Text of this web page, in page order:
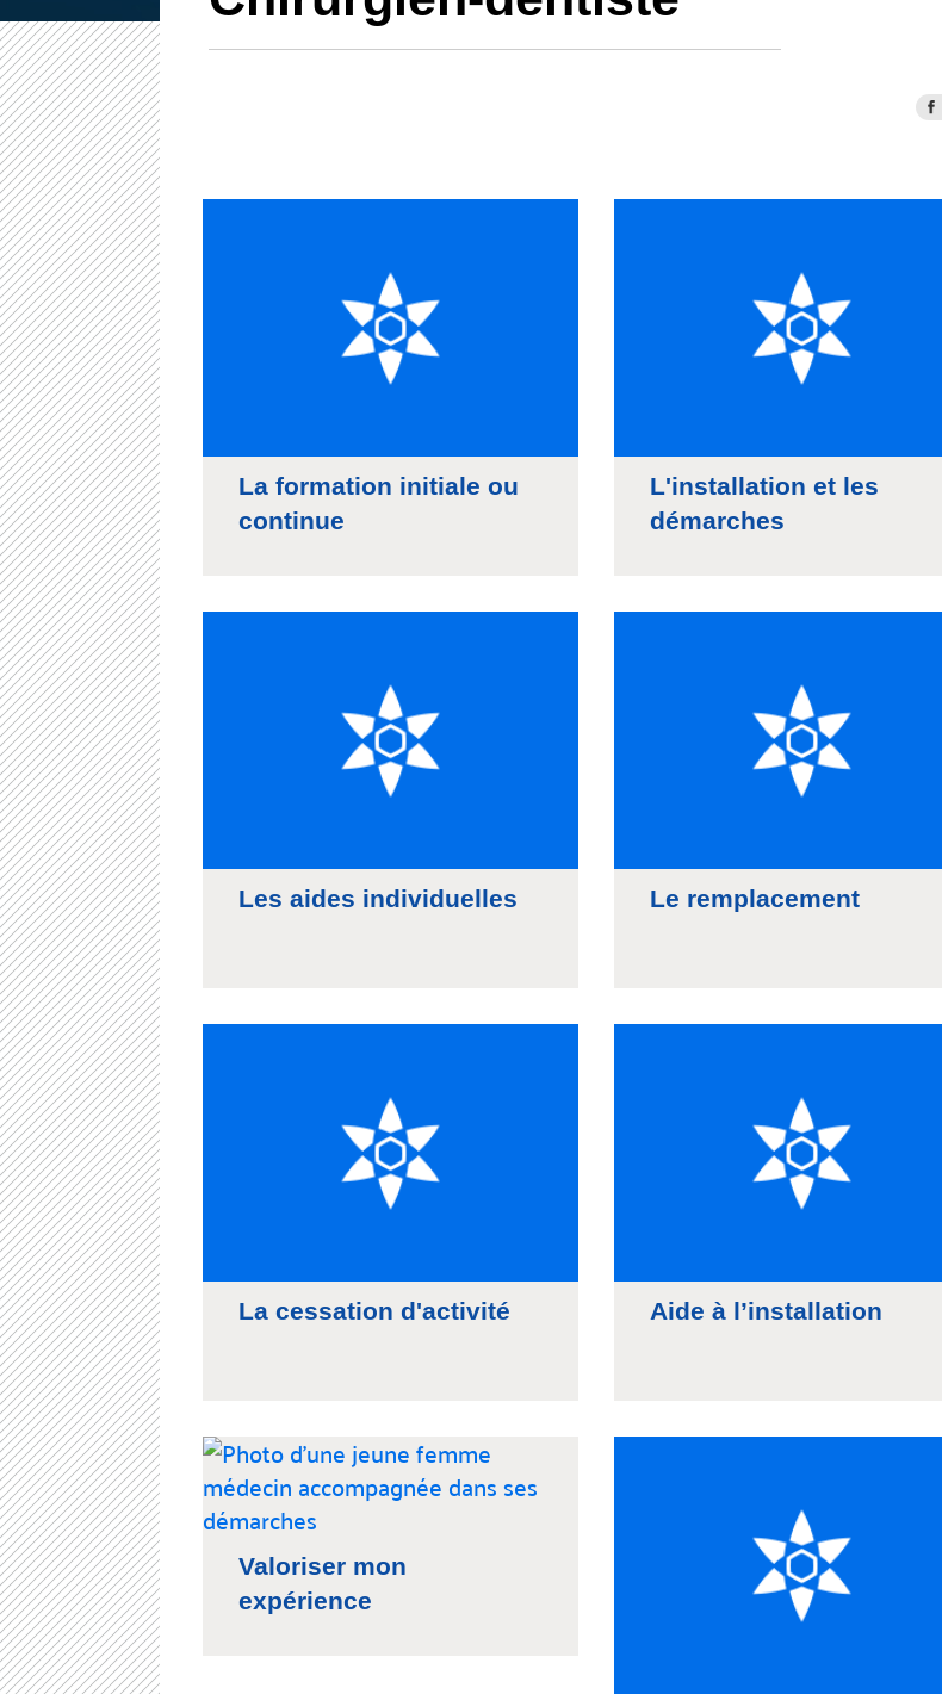
La formation initiale ou
continue
L'installation et les
démarches
Les aides individuelles Le remplacement
La cessation d'activité Aide à l’installation
Valoriser mon
expérience